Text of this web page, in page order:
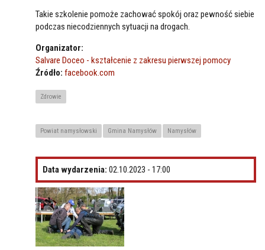
Takie szkolenie pomoże zachować spokój oraz pewność siebie
podczas niecodziennych sytuacji na drogach.
Organizator:
Salvare Doceo - kształcenie z zakresu pierwszej pomocy
Źródło: facebook.com
Zdrowie
Powiat namysłowski Gmina Namysłów Namysłów
Data wydarzenia: 02.10.2023 - 17:00